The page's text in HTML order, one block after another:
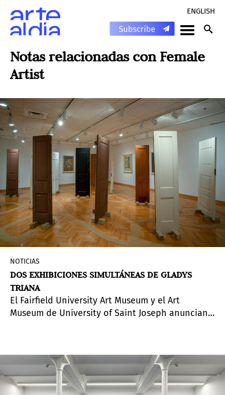
ENGLISH
Notas relacionadas con Female
Artist
NOTICIAS
DOS EXHIBICIONES SIMULTÁNEAS DE GLADYS
TRIANA
El Fairfield University Art Museum y el Art
Museum de University of Saint Joseph anuncian
en estas dos sedes de forma simultánea. Esta
exposición supuso la primera colaboración entre
ambas instituciones para ofrecer una muestra